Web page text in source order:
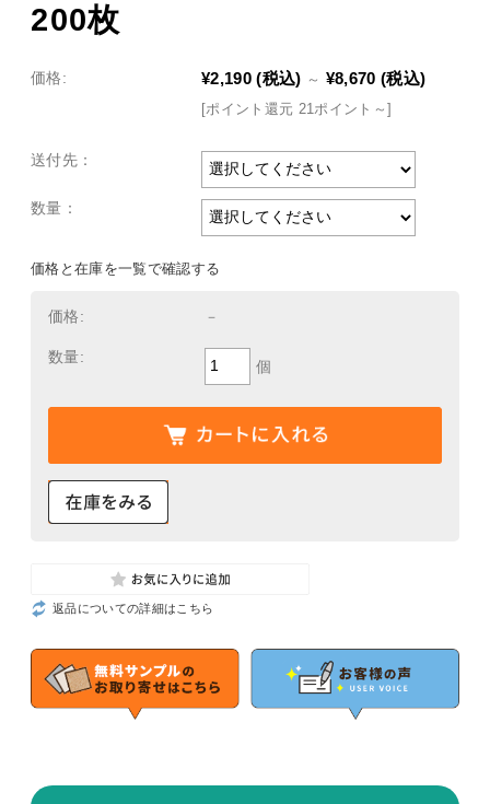
200枚
価格: ¥2,190 (税込) ～ ¥8,670 (税込)
[ポイント還元 21ポイント～]
送付先：
数量：
価格と在庫を一覧で確認する
価格: －
数量:
個
返品についての詳細はこちら